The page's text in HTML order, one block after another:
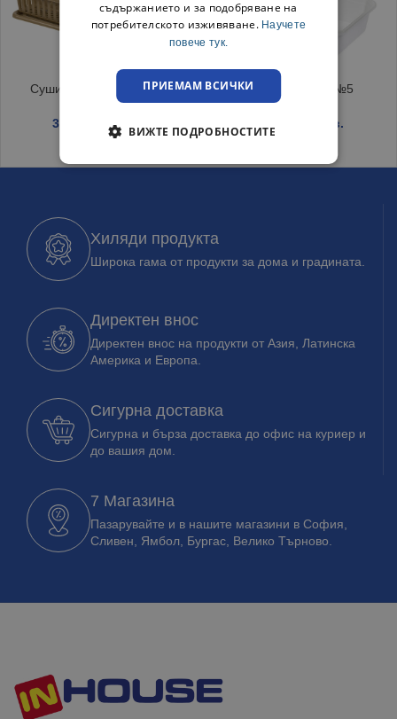
Сушилник за чинии Беж
3.99 / 7.80 лв.
Тава за сирене №5
/ 8.39 лв.
Хиляди продукта
Широка гама от продукти за дома и градината.
Директен внос
Директен внос на продукти от Азия, Латинска
Америка и Европа.
Сигурна доставка
Сигурна и бърза доставка до офис на куриер и
до вашия дом.
7 Магазина
Пазарувайте и в нашите магазини в София,
Сливен, Ямбол, Бургас, Велико Търново.
съдържанието и за подобряване на
потребителското изживяване. Научете
повече тук.
ПРИЕМАМ ВСИЧКИ
ВИЖТЕ ПОДРОБНОСТИТЕ